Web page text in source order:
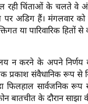
रही चिंताओं के चलते वे
अडिग हैं। मंगलवार को
या पारिवारिक हितों
न करने के अपने निर्णय
संवैधानिक रूप से
फिलहाल सार्वजनिक
बातचीत के दौरान साझा